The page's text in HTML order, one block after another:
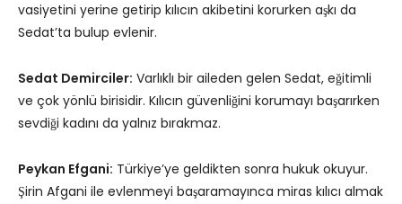
vasiyetini yerine getirip kılıcın akibetini korurken aşkı da
Sedat’ta bulup evlenir.
Sedat Demirciler: Varlıklı bir aileden gelen Sedat, eğitimli
ve çok yönlü birisidir. Kılıcın güvenliğini korumayı başarırken
sevdiği kadını da yalnız bırakmaz.
Peykan Efgani: Türkiye’ye geldikten sonra hukuk okuyur.
Şirin Afgani ile evlenmeyi başaramayınca miras kılıcı almak